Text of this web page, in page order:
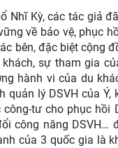
Nhĩ Kỳ, các tác giả
về bảo vệ, phục
bên, đặc biệt cộng
sự tham gia
hành vi của du
lý DSVH của Ý,
tư cho phục hồi
công năng DSVH…
của 3 quốc gia là